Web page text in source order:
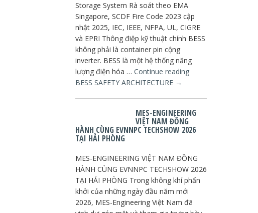
Storage System Rà soát theo EMA
Singapore, SCDF Fire Code 2023 cập
nhật 2025, IEC, IEEE, NFPA, UL, CIGRE
và EPRI Thông điệp kỹ thuật chính BESS
không phải là container pin cộng
inverter. BESS là một hệ thống năng
lượng điện hóa … Continue reading
BESS SAFETY ARCHITECTURE →
MES-ENGINEERING
VIỆT NAM ĐỒNG
HÀNH CÙNG EVNNPC TECHSHOW 2026
TẠI HẢI PHÒNG
MES-ENGINEERING VIỆT NAM ĐỒNG
HÀNH CÙNG EVNNPC TECHSHOW 2026
TẠI HẢI PHÒNG Trong không khí phấn
khởi của những ngày đầu năm mới
2026, MES-Engineering Việt Nam đã